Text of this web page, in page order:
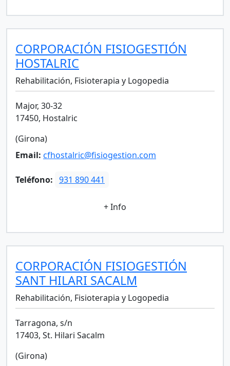
CORPORACIÓN FISIOGESTIÓN
HOSTALRIC
Rehabilitación, Fisioterapia y Logopedia
Major, 30-32
17450, Hostalric
(Girona)
Email: cfhostalric@fisiogestion.com
Teléfono: 931 890 441
+ Info
CORPORACIÓN FISIOGESTIÓN
SANT HILARI SACALM
Rehabilitación, Fisioterapia y Logopedia
Tarragona, s/n
17403, St. Hilari Sacalm
(Girona)